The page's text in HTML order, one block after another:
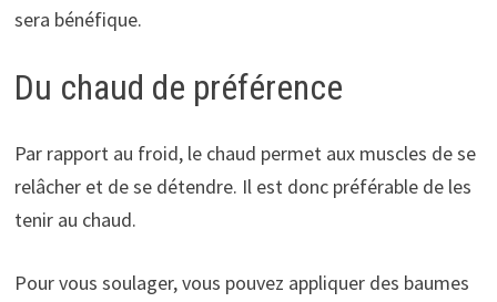
sera bénéfique.
Du chaud de préférence
Par rapport au froid, le chaud permet aux muscles de se
relâcher et de se détendre. Il est donc préférable de les
tenir au chaud.
Pour vous soulager, vous pouvez appliquer des baumes